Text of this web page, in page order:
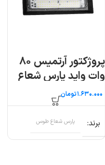
پروژکتور آرتمیس ۸۰
وات واید پارس شعاع
طوس تومان
برند پارس شعاع طوس